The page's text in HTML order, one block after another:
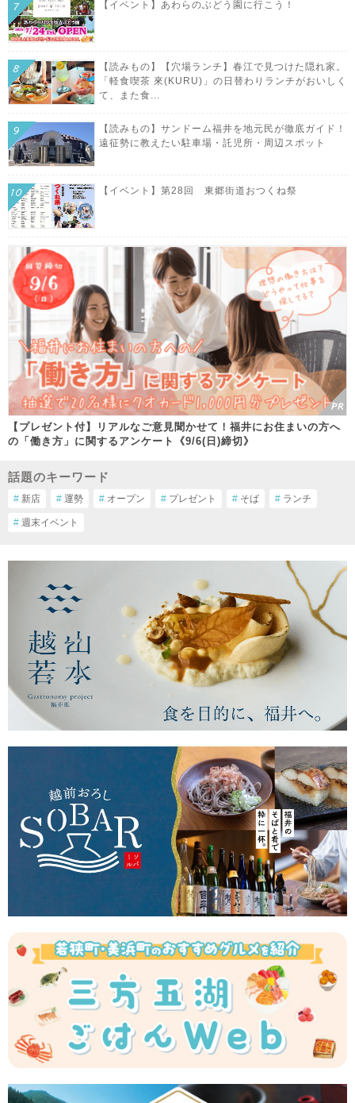
【イベント】あわらのぶどう園に行こう！
【読みもの】【穴場ランチ】春江で見つけた隠れ家。
「軽食喫茶 來(KURU)」の日替わりランチがおいしく
て、また食...
【読みもの】サンドーム福井を地元民が徹底ガイド！
遠征勢に教えたい駐車場・託児所・周辺スポット
【イベント】第28回 東郷街道おつくね祭
【プレゼント付】リアルなご意見聞かせて！福井にお住まいの方へ
の「働き方」に関するアンケート《9/6(日)締切》
話題のキーワード
# 新店 # 運勢 # オープン # プレゼント # そば # ランチ
# 週末イベント